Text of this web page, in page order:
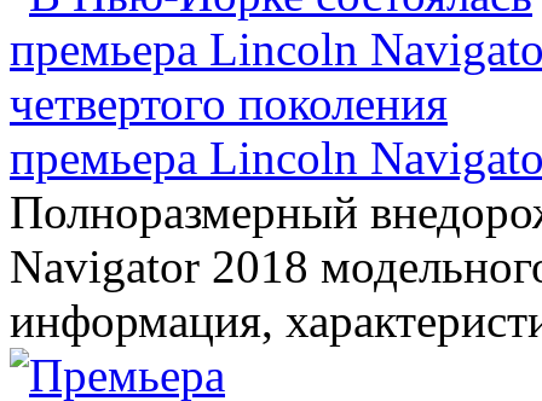
премьера Lincoln
Полноразмерный
Navigator 2018
информация,